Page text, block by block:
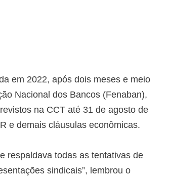
em 2022, após dois meses e meio
Nacional dos Bancos (Fenaban),
na CCT até 31 de agosto de
e demais cláusulas econômicas.
respaldava todas as tentativas de
sindicais”, lembrou o